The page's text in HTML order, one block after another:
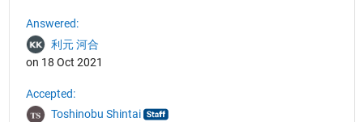
Answered:
利元 河合
on 18 Oct 2021
Accepted:
Toshinobu Shintai